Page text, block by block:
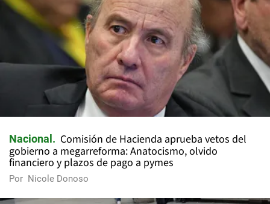
Nacional
Comisión de Hacienda aprueba vetos del
gobierno a megarreforma: Anatocismo, olvido
financiero y plazos de pago a pymes
Por Nicole Donoso